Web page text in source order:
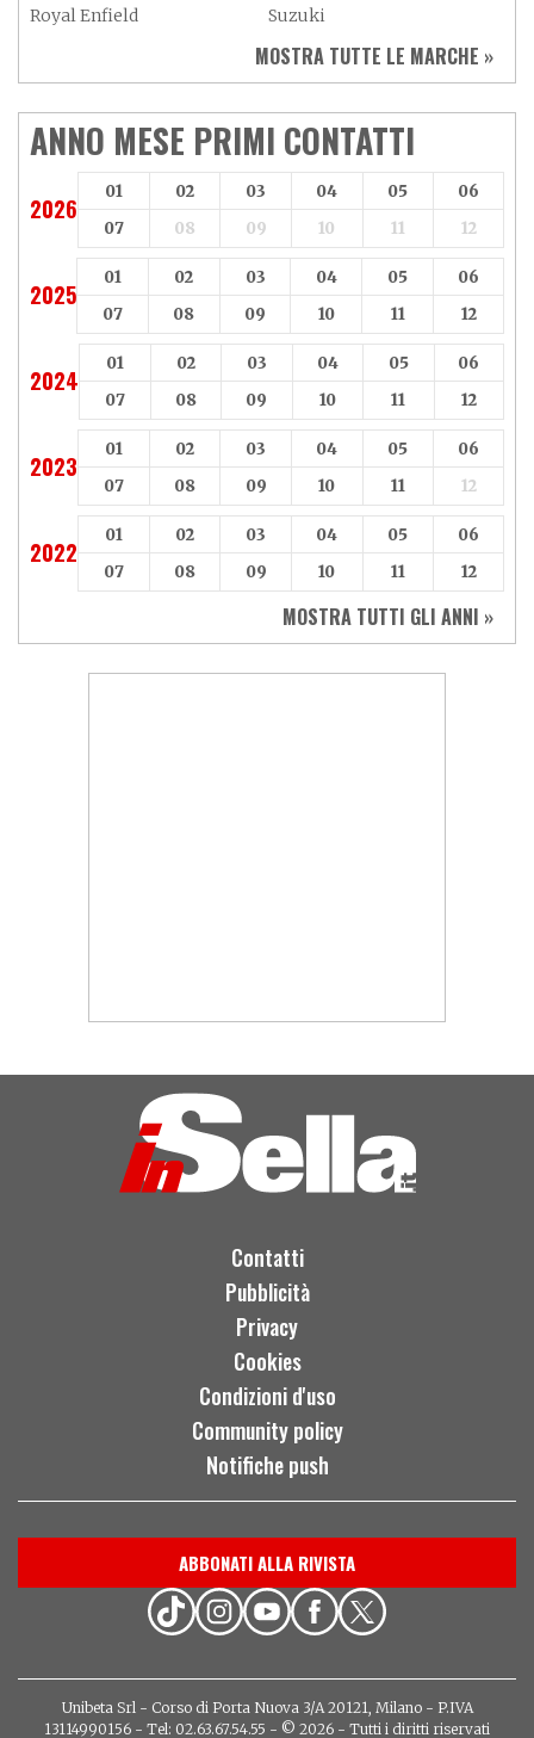
Royal Enfield
Suzuki
Triumph
Yamaha
Aeon
Aspes
Axy
Baotian
MOSTRA TUTTE LE MARCHE »
ANNO MESE PRIMI CONTATTI
2026
01 02 03 04 05
06
07
08 09 10 11 12
2025
01 02 03 04 05
06
07
08 09 10 11 12
2024
01 02 03 04 05
06
07
08 09 10 11 12
2023
01 02 03 04 05
06
07
08 09 10 11 12
2022
01 02 03 04 05
06
07
08 09 10 11 12
MOSTRA TUTTI GLI ANNI »
Contatti
Pubblicità
Privacy
Cookies
Condizioni d'uso
Community policy
Notifiche push
ABBONATI ALLA RIVISTA
Unibeta Srl - Corso di Porta Nuova 3/A 20121, Milano - P.IVA
13114990156 - Tel: 02.63.67.54.55 - © 2026 - Tutti i diritti riservati